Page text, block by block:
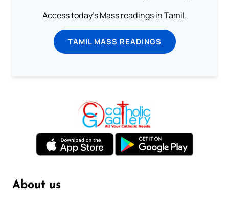
Access today's Mass readings in Tamil.
TAMIL MASS READINGS
About us